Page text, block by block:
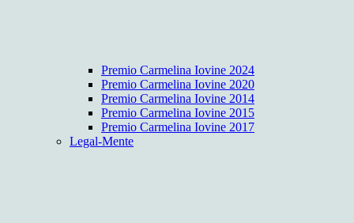
Premio Carmelina Iovine 2024
Premio Carmelina Iovine 2020
Premio Carmelina Iovine 2014
Premio Carmelina Iovine 2015
Premio Carmelina Iovine 2017
Legal-Mente